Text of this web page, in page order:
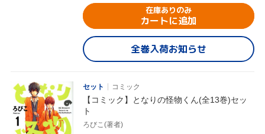
在庫ありのみ
カートに追加
全巻入荷お知らせ
セット コミック
【コミック】となりの怪物くん(全13巻)セッ
ト
ろびこ(著者)